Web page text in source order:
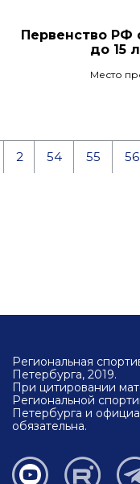
Первенство
до 15
Место
2 54 55 56
Региональная
Петербурга, 2019.
При цитировании
Региональной
Петербурга и
обязательна.